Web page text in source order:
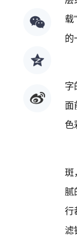
载
的
字
色
斑
腻
行
滤